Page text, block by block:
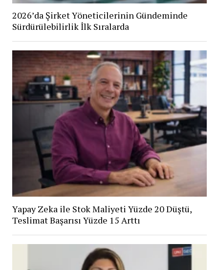
2026’da Şirket Yöneticilerinin Gündeminde
Sürdürülebilirlik İlk Sıralarda
Yapay Zeka ile Stok Maliyeti Yüzde 20 Düştü,
Teslimat Başarısı Yüzde 15 Arttı